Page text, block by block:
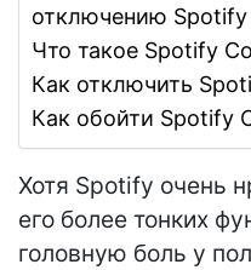
отключению
Что такое Spotify
Как отключить
Как обойти Spotify
Хотя Spotify очень
его более тонких
головную боль у